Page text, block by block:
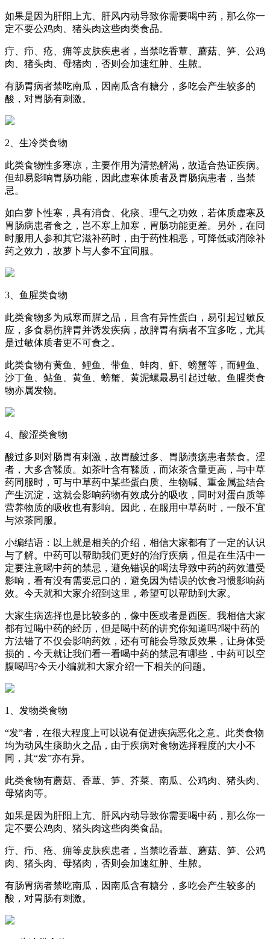
如果是因为肝阳上亢、肝风内动导致你需要喝中药，那么你一
定不要公鸡肉、猪头肉这些肉类食品。
疔、疖、疮、痈等皮肤疾患者，当禁吃香蕈、蘑菇、笋、公鸡
肉、猪头肉、母猪肉，否则会加速红肿、生脓。
有肠胃病者禁吃南瓜，因南瓜含有糖分，多吃会产生较多的
酸，对胃肠有刺激。
2、生冷类食物
此类食物性多寒凉，主要作用为清热解渴，故适合热证疾病。
但却易影响胃肠功能，因此虚寒体质者及胃肠病患者，当禁
忌。
如白萝卜性寒，具有消食、化痰、理气之功效，若体质虚寒及
胃肠病患者食之，岂不寒上加寒，胃肠功能更差。另外，在同
时服用人参和其它滋补药时，由于药性相恶，可降低或消除补
药之效力，故萝卜与人参不宜同服。
3、鱼腥类食物
此类食物多为咸寒而腥之品，且含有异性蛋白，易引起过敏反
应，多食易伤脾胃并诱发疾病，故脾胃有病者不宜多吃，尤其
是过敏体质者更不可食之。
此类食物有黄鱼、鲤鱼、带鱼、蚌肉、虾、螃蟹等，而鲤鱼、
沙丁鱼、鲇鱼、黄鱼、螃蟹、黄泥螺最易引起过敏。鱼腥类食
物亦属发物。
4、酸涩类食物
酸过多则对肠胃有刺激，故胃酸过多、胃肠溃疡患者禁食。涩
者，大多含鞣质。如茶叶含有鞣质，而浓茶含量更高，与中草
药同服时，可与中草药中某些蛋白质、生物碱、重金属盐结合
产生沉淀，这就会影响药物有效成分的吸收，同时对蛋白质等
营养物质的吸收也有影响。因此，在服用中草药时，一般不宜
与浓茶同服。
小编结语：以上就是相关的介绍，相信大家都有了一定的认识
与了解。中药可以帮助我们更好的治疗疾病，但是在生活中一
定要注意喝中药的禁忌，避免错误的喝法导致中药的药效遭受
影响，看有没有需要忌口的，避免因为错误的饮食习惯影响药
效。今天就和大家介绍到这里，希望可以帮助到大家。
大家生病选择也是比较多的，像中医或者是西医。我相信大家
都有过喝中药的经历，但是喝中药的讲究你知道吗?喝中药的
方法错了不仅会影响药效，还有可能会导致反效果，让身体受
损的，今天就让我们看一看喝中药的禁忌有哪些，中药可以空
腹喝吗?今天小编就和大家介绍一下相关的问题。
1、发物类食物
“发”者，在很大程度上可以说有促进疾病恶化之意。此类食物
均为动风生痰助火之品，由于疾病对食物选择程度的大小不
同，其“发”亦有异。
此类食物有蘑菇、香蕈、笋、芥菜、南瓜、公鸡肉、猪头肉、
母猪肉等。
如果是因为肝阳上亢、肝风内动导致你需要喝中药，那么你一
定不要公鸡肉、猪头肉这些肉类食品。
疔、疖、疮、痈等皮肤疾患者，当禁吃香蕈、蘑菇、笋、公鸡
肉、猪头肉、母猪肉，否则会加速红肿、生脓。
有肠胃病者禁吃南瓜，因南瓜含有糖分，多吃会产生较多的
酸，对胃肠有刺激。